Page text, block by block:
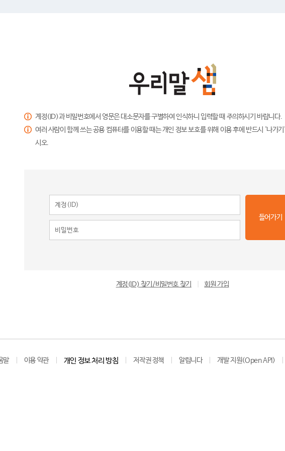
계정(ID)과 비밀번호에서 영문은 대소문자를 구별하여 인식하니 입력할 때 주의하시기 바랍니다.
여러 사람이 함께 쓰는 공용 컴퓨터를 이용할 때는 개인 정보 보호를 위해 이용 후에 반드시 '나가
시오.
들어가기
계정(ID) 찾기/비밀번호 찾기 회원 가입
말 이용 약관 개인 정보 처리 방침 저작권 정책 알립니다 개발 지원(Open API)